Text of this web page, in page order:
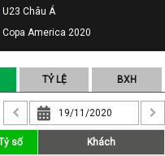
U23 Châu Á
Copa America 2020
TỶ LỆ BXH
số Khách